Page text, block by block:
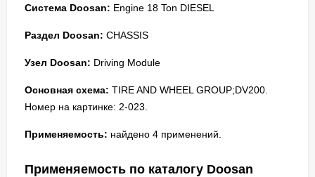
Система Doosan: Engine 18 Ton DIESEL
Раздел Doosan: CHASSIS
Узел Doosan: Driving Module
Основная схема: TIRE AND WHEEL GROUP;DV200.
Номер на картинке: 2-023.
Применяемость: найдено 4 применений.
Применяемость по каталогу Doosan